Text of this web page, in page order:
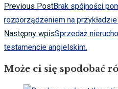
Previous PostBrak spójności
rozporządzeniem na
Następny wpisSprzedaż
testamencie angielskim.
Może ci się spodobać